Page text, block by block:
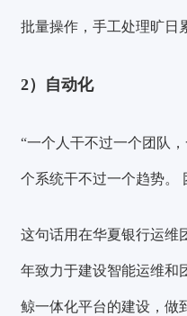
批量操作，手工处理旷日
2）自动化
“一个人干不过一个团队
个系统干不过一个趋势。
这句话用在华夏银行运维
年致力于建设智能运维和
鲸一体化平台的建设，做